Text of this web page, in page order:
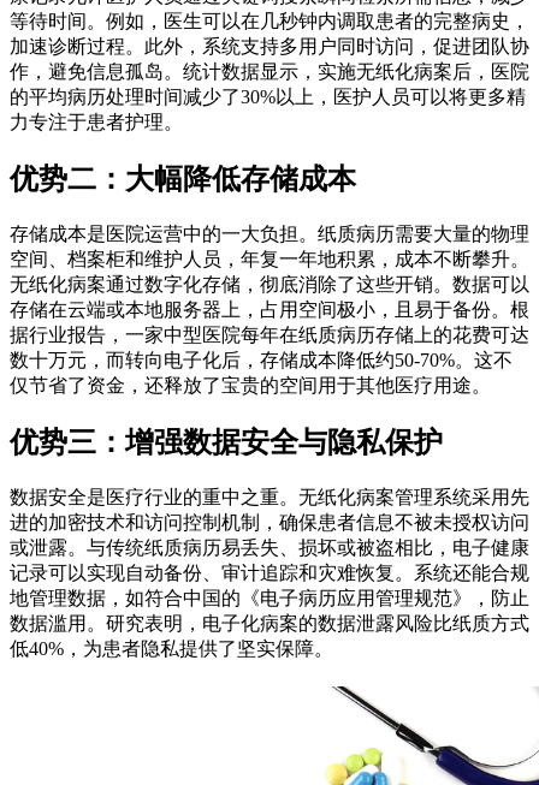
等待时间。例如，医生可以在几秒钟内调取患者的完整病史，
加速诊断过程。此外，系统支持多用户同时访问，促进团队协
作，避免信息孤岛。统计数据显示，实施无纸化病案后，医院
的平均病历处理时间减少了30%以上，医护人员可以将更多精
力专注于患者护理。
优势二：大幅降低存储成本
存储成本是医院运营中的一大负担。纸质病历需要大量的物理
空间、档案柜和维护人员，年复一年地积累，成本不断攀升。
无纸化病案通过数字化存储，彻底消除了这些开销。数据可以
存储在云端或本地服务器上，占用空间极小，且易于备份。根
据行业报告，一家中型医院每年在纸质病历存储上的花费可达
数十万元，而转向电子化后，存储成本降低约50-70%。这不
仅节省了资金，还释放了宝贵的空间用于其他医疗用途。
优势三：增强数据安全与隐私保护
数据安全是医疗行业的重中之重。无纸化病案管理系统采用先
进的加密技术和访问控制机制，确保患者信息不被未授权访问
或泄露。与传统纸质病历易丢失、损坏或被盗相比，电子健康
记录可以实现自动备份、审计追踪和灾难恢复。系统还能合规
地管理数据，如符合中国的《电子病历应用管理规范》，防止
数据滥用。研究表明，电子化病案的数据泄露风险比纸质方式
低40%，为患者隐私提供了坚实保障。